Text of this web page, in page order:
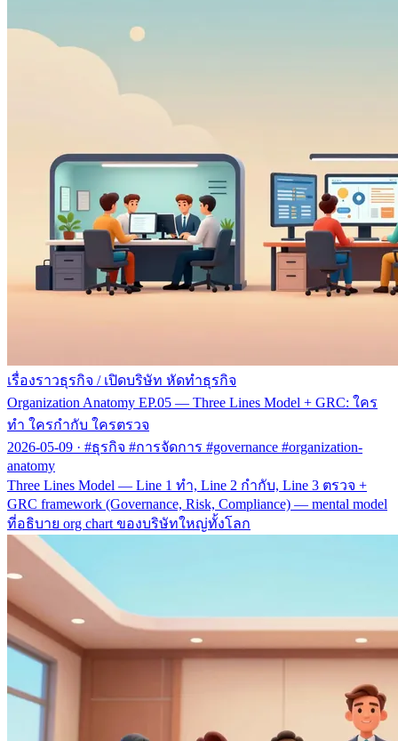
เรื่องราวธุรกิจ / เปิดบริษัท หัดทำธุรกิจ
Organization Anatomy EP.05 — Three Lines Model + GRC: ใคร
ทำ ใครกำกับ ใครตรวจ
2026-05-09 · #ธุรกิจ #การจัดการ #governance #organization-
anatomy
Three Lines Model — Line 1 ทำ, Line 2 กำกับ, Line 3 ตรวจ +
GRC framework (Governance, Risk, Compliance) — mental model
ที่อธิบาย org chart ของบริษัทใหญ่ทั้งโลก